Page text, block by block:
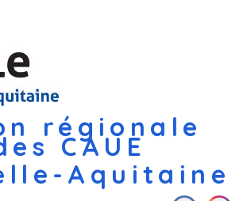
régionale
CAUE
Aquitaine